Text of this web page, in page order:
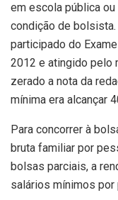
em escola pública
condição de
participado do
2012 e atingido pelo
zerado a nota da
mínima era alcançar
Para concorrer à
bruta familiar por
bolsas parciais, a
salários mínimos por